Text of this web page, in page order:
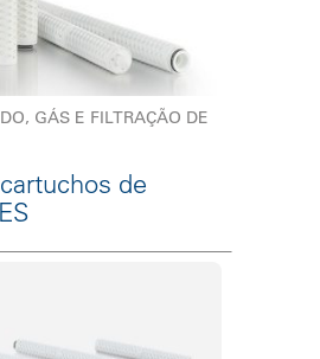
GÁS E FILTRAÇÃO DE
de